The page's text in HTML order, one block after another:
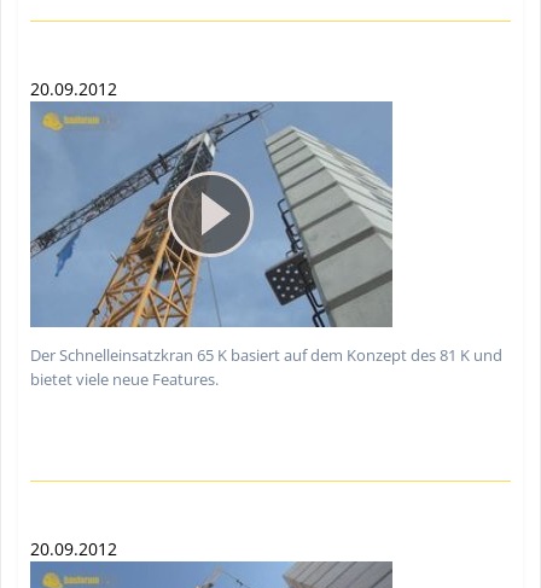
20.09.2012
Der Schnelleinsatzkran 65 K basiert auf dem Konzept des 81 K und
bietet viele neue Features.
20.09.2012